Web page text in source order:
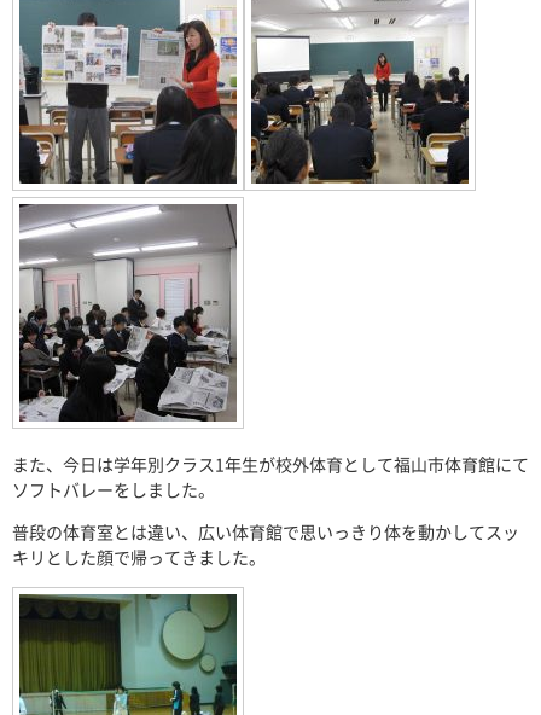
また、今日は学年別クラス1年生が校外体育として福山市体育館にて
ソフトバレーをしました。
普段の体育室とは違い、広い体育館で思いっきり体を動かしてスッ
キリとした顔で帰ってきました。